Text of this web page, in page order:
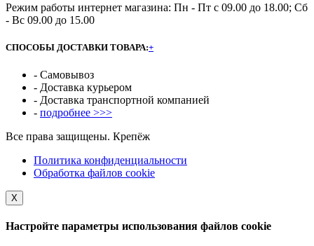
Режим работы интернет магазина: Пн - Пт с 09.00 до 18.00; Сб
- Вс 09.00 до 15.00
СПОСОБЫ ДОСТАВКИ ТОВАРА:+
- Самовывоз
- Доставка курьером
- Доставка транспортной компанией
- подробнее >>>
Все права защищены. Крепёж
Политика конфиденциальности
Обработка файлов cookie
Х
Настройте параметры использования файлов cookie